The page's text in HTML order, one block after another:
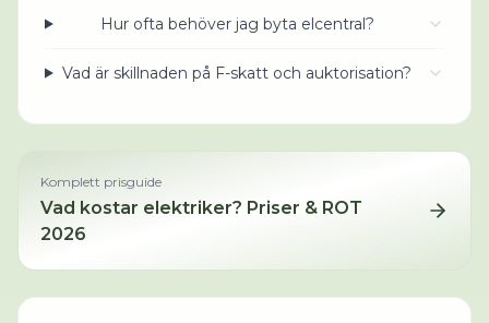
Hur ofta behöver jag byta elcentral?
Vad är skillnaden på F-skatt och auktorisation?
Komplett prisguide
Vad kostar elektriker? Priser & ROT
2026